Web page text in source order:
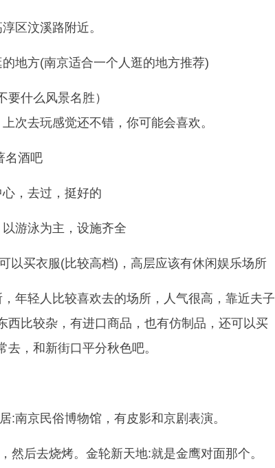
区汶溪路附近。
什么风景名胜）
次去玩感觉还不错，你可能会喜欢。
名酒吧
，去过，挺好的
游泳为主，设施齐全
以买衣服(比较高档)，高层应该有休闲娱乐场所
年轻人比较喜欢去的场所，人气很高，靠近夫子
西比较杂，有进口商品，也有仿制品，还可以买
，和新街口平分秋色吧。
:南京民俗博物馆，有皮影和京剧表演。
然后去烧烤。金轮新天地:就是金鹰对面那个。